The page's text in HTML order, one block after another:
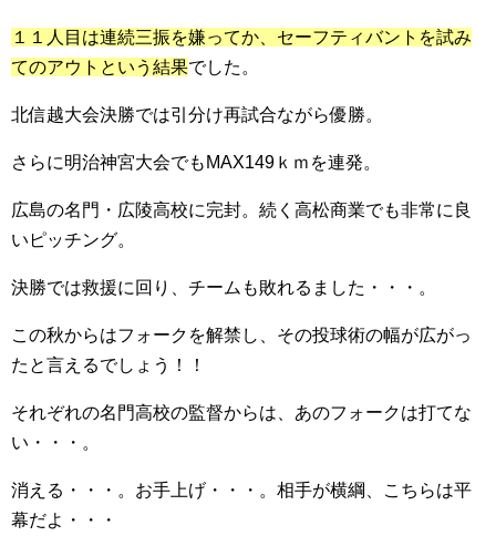
１１人目は連続三振を嫌ってか、セーフティバントを試み
てのアウトという結果でした。
北信越大会決勝では引分け再試合ながら優勝。
さらに明治神宮大会でもMAX149ｋｍを連発。
広島の名門・広陵高校に完封。続く高松商業でも非常に良
いピッチング。
決勝では救援に回り、チームも敗れるました・・・。
この秋からはフォークを解禁し、その投球術の幅が広がっ
たと言えるでしょう！！
それぞれの名門高校の監督からは、あのフォークは打てな
い・・・。
消える・・・。お手上げ・・・。相手が横綱、こちらは平
幕だよ・・・